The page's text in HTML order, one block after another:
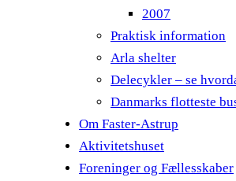
2007
Praktisk information
Arla shelter
Delecykler – se
Danmarks flotteste
Om Faster-Astrup
Aktivitetshuset
Foreninger og Fællesskaber